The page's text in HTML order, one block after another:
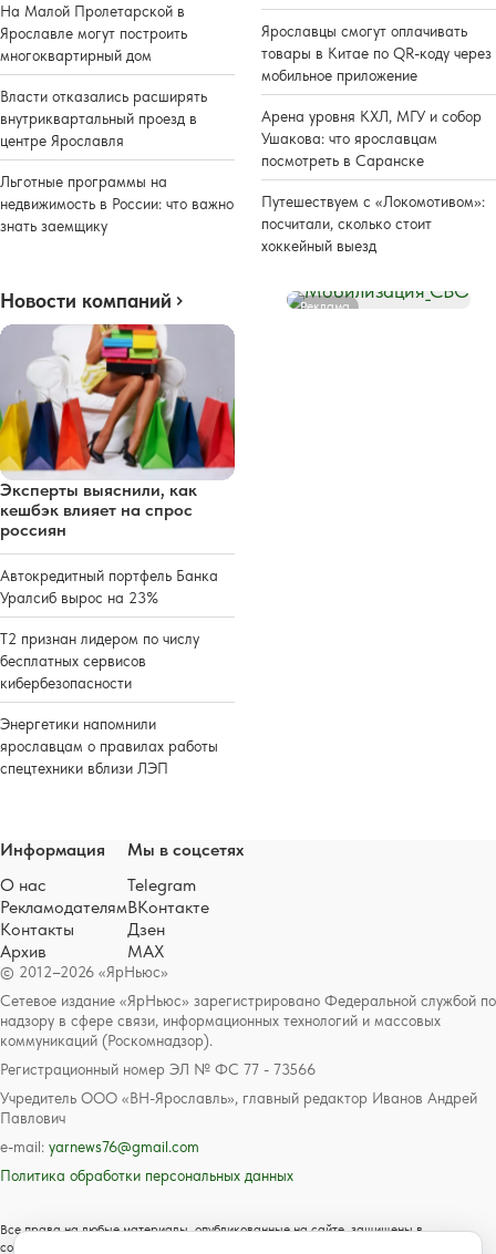
На Малой Пролетарской в
Ярославле могут построить
многоквартирный дом
Власти отказались расширять
внутриквартальный проезд в
центре Ярославля
Льготные программы на
недвижимость в России: что важно
знать заемщику
Ярославцы смогут оплачивать
товары в Китае по QR-коду через
мобильное приложение
Арена уровня КХЛ, МГУ и собор
Ушакова: что ярославцам
посмотреть в Саранске
Путешествуем с «Локомотивом»:
посчитали, сколько стоит
хоккейный выезд
Новости компаний
Эксперты выяснили, как
кешбэк влияет на спрос
россиян
Автокредитный портфель Банка
Уралсиб вырос на 23%
Т2 признан лидером по числу
бесплатных сервисов
кибербезопасности
Энергетики напомнили
ярославцам о правилах работы
спецтехники вблизи ЛЭП
Реклама
© 2012–2026 «ЯрНьюс»
Сетевое издание «ЯрНьюс» зарегистрировано Федеральной службой по
надзору в сфере связи, информационных технологий и массовых
коммуникаций (Роскомнадзор).
Регистрационный номер ЭЛ № ФС 77 - 73566
Учредитель ООО «ВН-Ярославль», главный редактор Иванов Андрей
Павлович
e-mail: yarnews76@gmail.com
Политика обработки персональных данных
Все права на любые материалы, опубликованные на сайте, защищены в
соответствии с российским и международным законодательством об авторском
Информация
О нас
Рекламодателям
Контакты
Архив
Мы в соцсетях
Telegram
ВКонтакте
Дзен
MAX